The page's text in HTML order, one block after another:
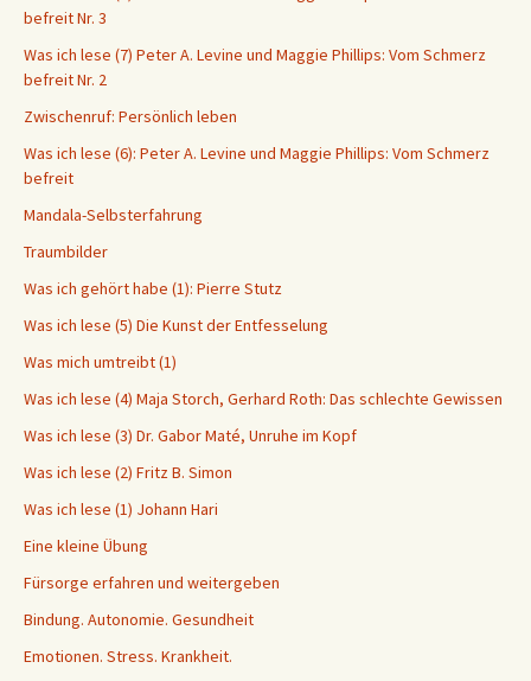
befreit Nr. 3
Was ich lese (7) Peter A. Levine und Maggie Phillips: Vom Schmerz
befreit Nr. 2
Zwischenruf: Persönlich leben
Was ich lese (6): Peter A. Levine und Maggie Phillips: Vom Schmerz
befreit
Mandala-Selbsterfahrung
Traumbilder
Was ich gehört habe (1): Pierre Stutz
Was ich lese (5) Die Kunst der Entfesselung
Was mich umtreibt (1)
Was ich lese (4) Maja Storch, Gerhard Roth: Das schlechte Gewissen
Was ich lese (3) Dr. Gabor Maté, Unruhe im Kopf
Was ich lese (2) Fritz B. Simon
Was ich lese (1) Johann Hari
Eine kleine Übung
Fürsorge erfahren und weitergeben
Bindung. Autonomie. Gesundheit
Emotionen. Stress. Krankheit.